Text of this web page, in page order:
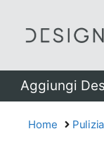
Aggiungi
Home